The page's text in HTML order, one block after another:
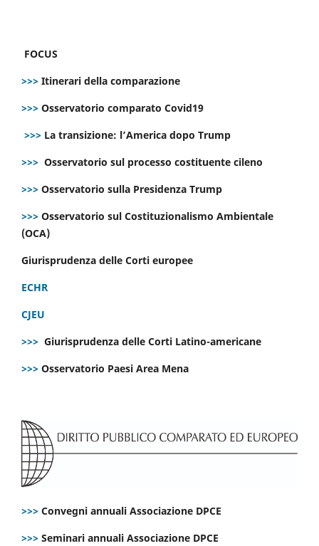
FOCUS
>>> Itinerari della comparazione
>>> Osservatorio comparato Covid19
>>> La transizione: l’America dopo Trump
>>> Osservatorio sul processo costituente cileno
>>> Osservatorio sulla Presidenza Trump
>>> Osservatorio sul Costituzionalismo Ambientale
(OCA)
Giurisprudenza delle Corti europee
ECHR
CJEU
>>> Giurisprudenza delle Corti Latino-americane
>>> Osservatorio Paesi Area Mena
>>> Convegni annuali Associazione DPCE
>>> Seminari annuali Associazione DPCE